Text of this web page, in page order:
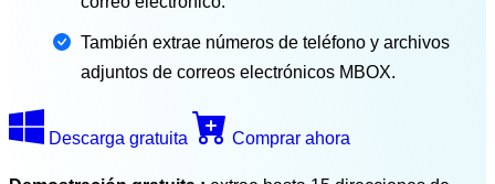
También extrae números de teléfono y archivos
adjuntos de correos electrónicos MBOX.
Descarga gratuita Comprar ahora